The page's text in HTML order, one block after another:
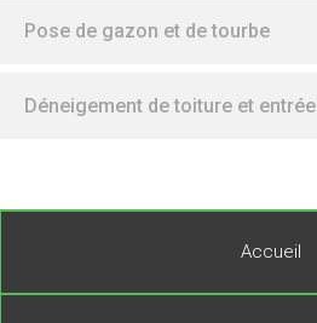
Pose de gazon et de tourbe
Déneigement de toiture et entrée
Accueil